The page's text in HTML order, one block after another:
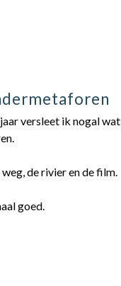
versleet ik nogal wat
de rivier en de film.
goed.